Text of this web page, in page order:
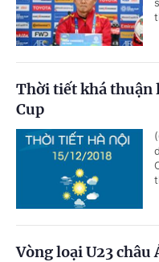
Thời tiết khá thuận
Cup
Vòng loại U23 châu